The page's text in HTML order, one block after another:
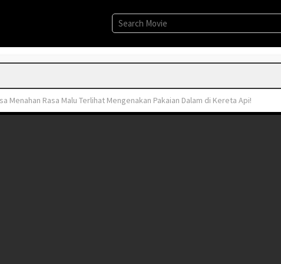
Menahan Rasa Malu Terlihat Mengenakan Pakaian Dalam di Kereta Api!